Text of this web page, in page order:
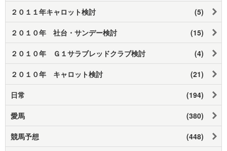
２０１１年キャロット検討 (5)
２０１０年 社台・サンデー検討 (15)
２０１０年 Ｇ１サラブレッドクラブ検討 (4)
２０１０年 キャロット検討 (21)
日常 (194)
愛馬 (380)
競馬予想 (448)